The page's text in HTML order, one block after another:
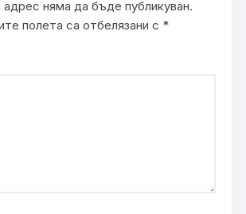
няма да бъде публикуван.
полета са отбелязани с *